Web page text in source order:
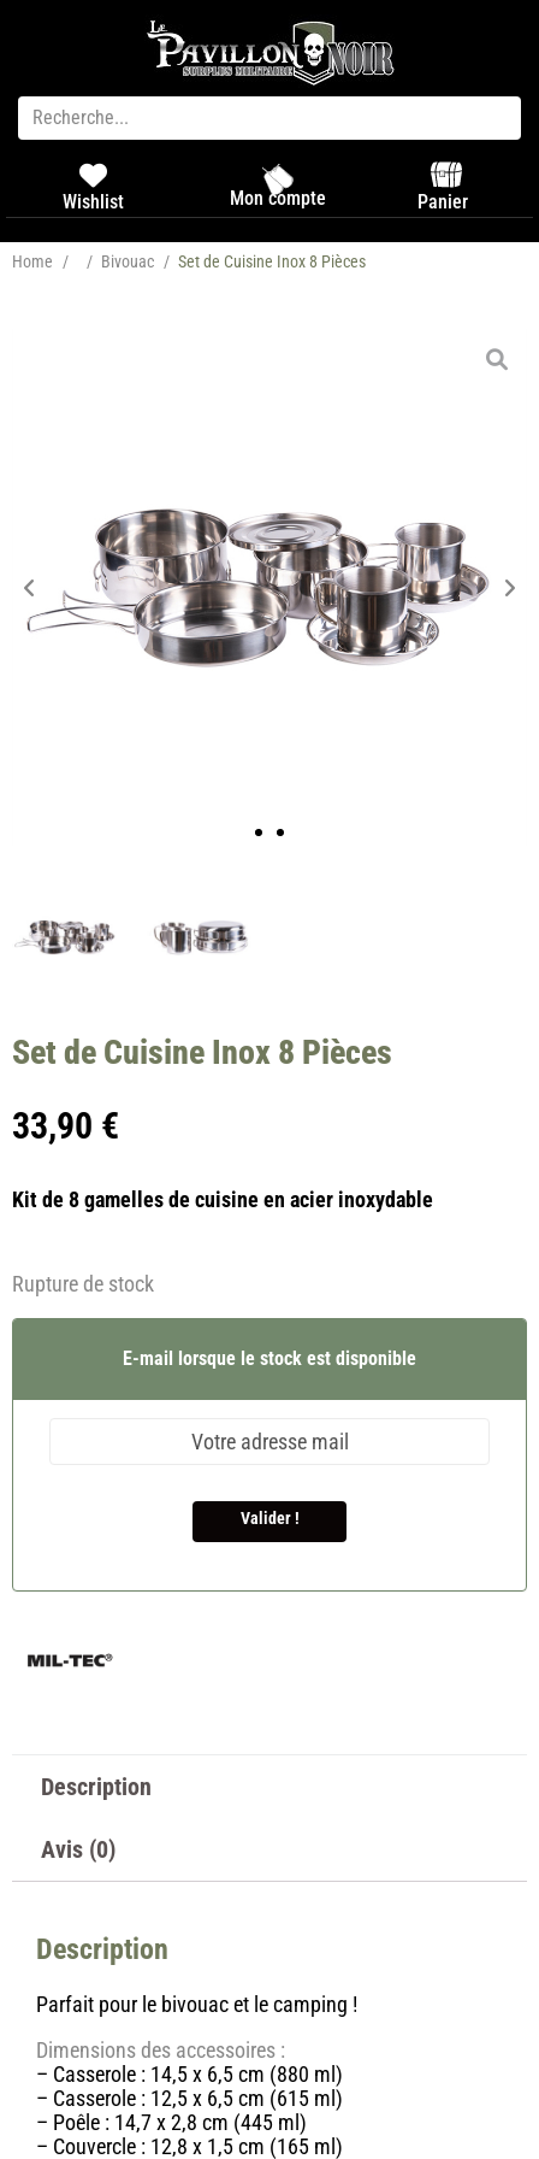
Wishlist Mon compte Panier
Home / / Bivouac / Set de Cuisine Inox 8 Pièces
Set de Cuisine Inox 8 Pièces
33,90 €
Kit de 8 gamelles de cuisine en acier inoxydable
Rupture de stock
E-mail lorsque le stock est disponible
Valider !
Description
Avis (0)
Description
Parfait pour le bivouac et le camping !
Dimensions des accessoires :
– Casserole : 14,5 x 6,5 cm (880 ml)
– Casserole : 12,5 x 6,5 cm (615 ml)
– Poêle : 14,7 x 2,8 cm (445 ml)
– Couvercle : 12,8 x 1,5 cm (165 ml)